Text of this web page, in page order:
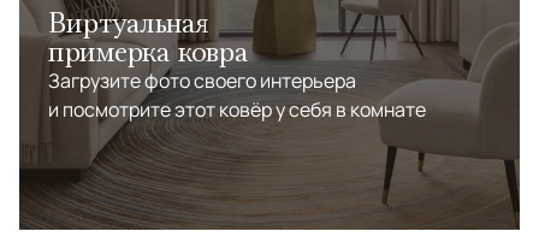
Виртуальная
примерка ковра
Загрузите фото своего интерьера
и посмотрите этот ковёр у себя в комнате